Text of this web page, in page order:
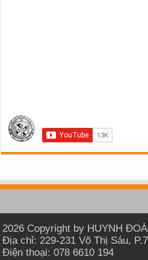
2026 Copyright by HUYNH
Địa chỉ: 229-231 Võ Thị Sáu,
Điện thoại: 078 6610 194